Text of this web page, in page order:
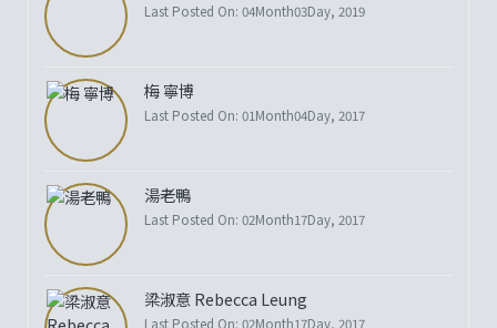
Last Posted On: 04Month03Day, 2019
梅 寧博
Last Posted On: 01Month04Day, 2017
湯老鴨
Last Posted On: 02Month17Day, 2017
梁淑意 Rebecca Leung
Last Posted On: 02Month17Day, 2017